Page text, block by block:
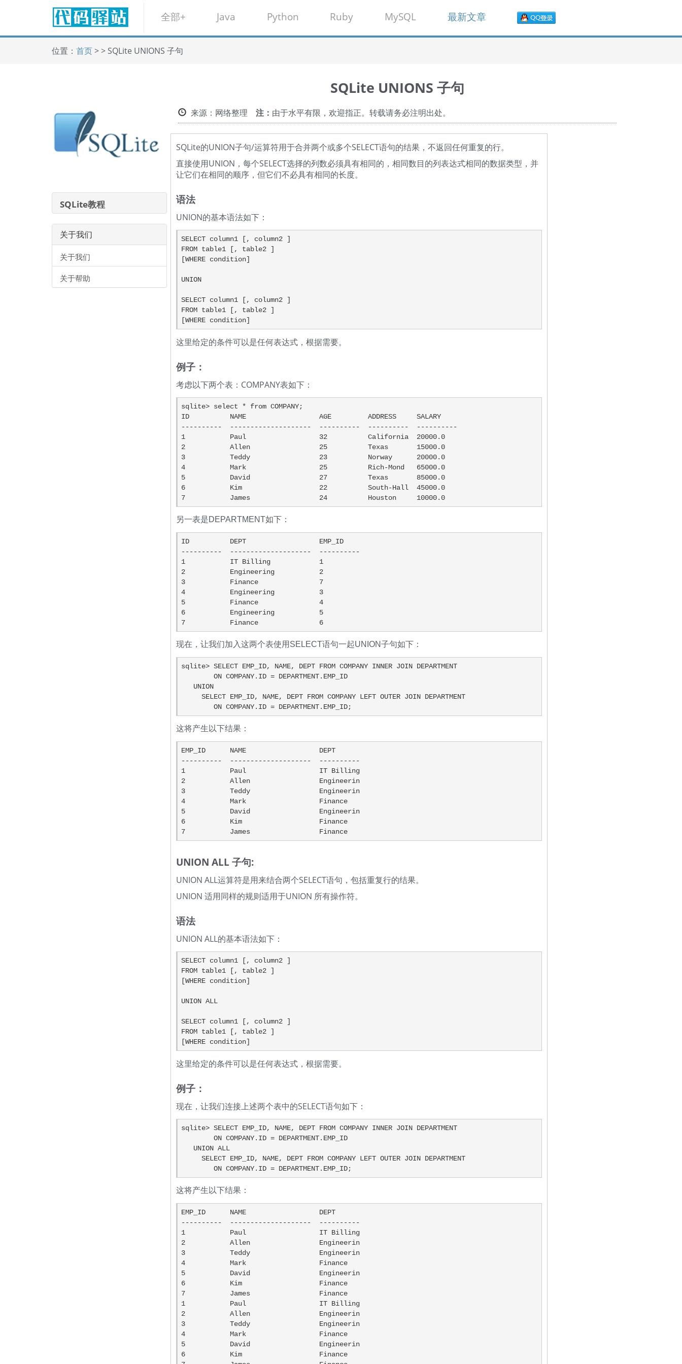
全部+ Java Python Ruby MySQL 最新文章
位置： 首页> > SQLite UNIONS 子句
SQLite教程
关于我们
关于我们
关于帮助
SQLite UNIONS 子句
来源：网络整理注： 由于水平有限，欢迎指正。转载请务必注明出处。
SQLite的UNION子句/运算符用于合并两个或多个SELECT语句的结果，不返回任何重复的行。
直接使用UNION，每个SELECT选择的列数必须具有相同的，相同数目的列表达式相同的数据类型，并
让它们在相同的顺序，但它们不必具有相同的长度。
语法
UNION的基本语法如下：
SELECT column1 [, column2 ]
FROM table1 [, table2 ]
[WHERE condition]
UNION
SELECT column1 [, column2 ]
FROM table1 [, table2 ]
[WHERE condition]
这里给定的条件可以是任何表达式，根据需要。
例子：
考虑以下两个表：COMPANY表如下：
sqlite> select * from COMPANY;
ID          NAME                  AGE         ADDRESS     SALARY
----------  --------------------  ----------  ----------  ----------
1           Paul                  32          California  20000.0
2           Allen                 25          Texas       15000.0
3           Teddy                 23          Norway      20000.0
4           Mark                  25          Rich-Mond   65000.0
5           David                 27          Texas       85000.0
6           Kim                   22          South-Hall  45000.0
7           James                 24          Houston     10000.0
另一表是DEPARTMENT如下：
ID          DEPT                  EMP_ID
----------  --------------------  ----------
1           IT Billing            1
2           Engineering           2
3           Finance               7
4           Engineering           3
5           Finance               4
6           Engineering           5
7           Finance               6
现在，让我们加入这两个表使用SELECT语句一起UNION子句如下：
sqlite> SELECT EMP_ID, NAME, DEPT FROM COMPANY INNER JOIN DEPARTMENT
        ON COMPANY.ID = DEPARTMENT.EMP_ID
     SELECT EMP_ID, NAME, DEPT FROM COMPANY LEFT OUTER JOIN DEPARTMENT
        ON COMPANY.ID = DEPARTMENT.EMP_ID;
这将产生以下结果：
EMP_ID      NAME                  DEPT
----------  --------------------  ----------
1           Paul                  IT Billing
2           Allen                 Engineerin
3           Teddy                 Engineerin
4           Mark                  Finance
5           David                 Engineerin
6           Kim                   Finance
7           James                 Finance
UNION ALL 子句:
UNION ALL运算符是用来结合两个SELECT语句，包括重复行的结果。
UNION 适用同样的规则适用于UNION 所有操作符。
语法
UNION ALL的基本语法如下：
SELECT column1 [, column2 ]
FROM table1 [, table2 ]
[WHERE condition]
UNION ALL
SELECT column1 [, column2 ]
FROM table1 [, table2 ]
[WHERE condition]
这里给定的条件可以是任何表达式，根据需要。
例子：
现在，让我们连接上述两个表中的SELECT语句如下：
sqlite> SELECT EMP_ID, NAME, DEPT FROM COMPANY INNER JOIN DEPARTMENT
        ON COMPANY.ID = DEPARTMENT.EMP_ID
     SELECT EMP_ID, NAME, DEPT FROM COMPANY LEFT OUTER JOIN DEPARTMENT
        ON COMPANY.ID = DEPARTMENT.EMP_ID;
这将产生以下结果：
EMP_ID      NAME                  DEPT
----------  --------------------  ----------
1           Paul                  IT Billing
2           Allen                 Engineerin
3           Teddy                 Engineerin
4           Mark                  Finance
5           David                 Engineerin
6           Kim                   Finance
7           James                 Finance
1           Paul                  IT Billing
2           Allen                 Engineerin
3           Teddy                 Engineerin
4           Mark                  Finance
5           David                 Engineerin
6           Kim                   Finance